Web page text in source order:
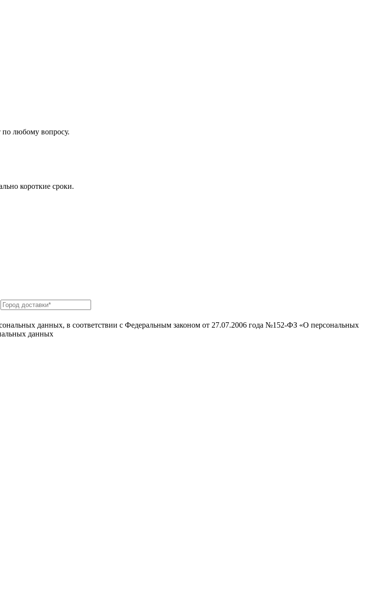
по любому вопросу.
короткие сроки.
данных, в соответствии с Федеральным законом от 27.07.2006 года №152-ФЗ «О персональных
данных